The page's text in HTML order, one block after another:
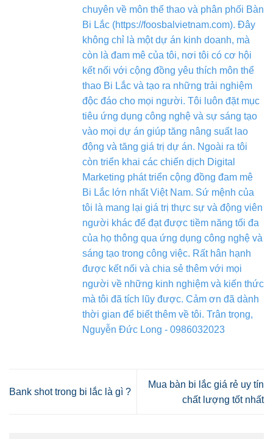
chuyên về môn thể thao và phân phối Bàn
Bi Lắc (https://foosbalvietnam.com). Đây
không chỉ là một dự án kinh doanh, mà
còn là đam mê của tôi, nơi tôi có cơ hội
kết nối với cộng đồng yêu thích môn thể
thao Bi Lắc và tạo ra những trải nghiệm
độc đáo cho mọi người. Tôi luôn đặt mục
tiêu ứng dụng công nghệ và sự sáng tạo
vào mọi dự án giúp tăng nâng suất lao
động và tăng giá trị dự án. Ngoài ra tôi
còn triển khai các chiến dịch Digital
Marketing phát triển cộng đồng đam mê
Bi Lắc lớn nhất Việt Nam. Sứ mệnh của
tôi là mang lại giá trị thực sự và động viên
người khác để đạt được tiềm năng tối đa
của họ thông qua ứng dụng công nghệ và
sáng tạo trong công việc. Rất hân hạnh
được kết nối và chia sẻ thêm với mọi
người về những kinh nghiệm và kiến thức
mà tôi đã tích lũy được. Cảm ơn đã dành
thời gian để biết thêm về tôi. Trân trọng,
Nguyễn Đức Long - 0986032023
Bank shot trong bi lắc là gì ?
Mua bàn bi lắc giá rẻ uy tín
chất lượng tốt nhất